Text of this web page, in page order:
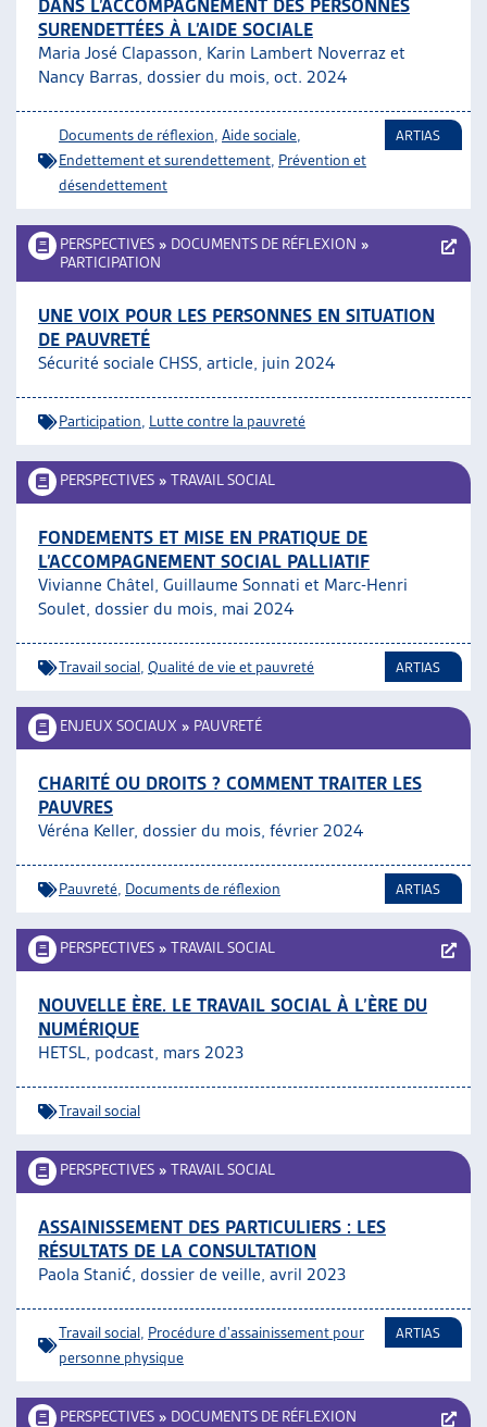
DANS L’ACCOMPAGNEMENT DES PERSONNES
SURENDETTÉES À L’AIDE SOCIALE
Maria José Clapasson, Karin Lambert Noverraz et
Nancy Barras, dossier du mois, oct. 2024
Documents de réflexion Aide sociale
Endettement et surendettement Prévention et
désendettement
ARTIAS
PERSPECTIVES » DOCUMENTS DE RÉFLEXION »
PARTICIPATION
UNE VOIX POUR LES PERSONNES EN SITUATION
DE PAUVRETÉ
Sécurité sociale CHSS, article, juin 2024
Participation Lutte contre la pauvreté
PERSPECTIVES » TRAVAIL SOCIAL
FONDEMENTS ET MISE EN PRATIQUE DE
L’ACCOMPAGNEMENT SOCIAL PALLIATIF
Vivianne Châtel, Guillaume Sonnati et Marc-Henri
Soulet, dossier du mois, mai 2024
Travail social Qualité de vie et pauvreté ARTIAS
ENJEUX SOCIAUX » PAUVRETÉ
CHARITÉ OU DROITS ? COMMENT TRAITER LES
PAUVRES
Véréna Keller, dossier du mois, février 2024
Pauvreté Documents de réflexion ARTIAS
PERSPECTIVES » TRAVAIL SOCIAL
NOUVELLE ÈRE. LE TRAVAIL SOCIAL À L’ÈRE DU
NUMÉRIQUE
HETSL, podcast, mars 2023
Travail social
PERSPECTIVES » TRAVAIL SOCIAL
ASSAINISSEMENT DES PARTICULIERS : LES
RÉSULTATS DE LA CONSULTATION
Paola Stanić, dossier de veille, avril 2023
Travail social Procédure d'assainissement pour
personne physique
ARTIAS
PERSPECTIVES » DOCUMENTS DE RÉFLEXION